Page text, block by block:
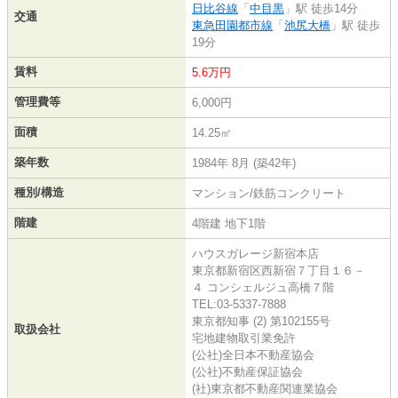
交通
日比谷線 「 中目黒 」駅 徒歩14分
東急田園都市線 「 池尻大橋 」駅 徒歩
19分
賃料 5.6万円
管理費等 6,000円
面積 14.25㎡
築年数 1984年 8月 (築42年)
種別/構造 マンション/鉄筋コンクリート
階建 4階建 地下1階
取扱会社
ハウスガレージ新宿本店
東京都新宿区西新宿７丁目１６－
４ コンシェルジュ高橋７階
TEL:03-5337-7888
東京都知事 (2) 第102155号
宅地建物取引業免許
(公社)全日本不動産協会
(公社)不動産保証協会
(社)東京都不動産関連業協会